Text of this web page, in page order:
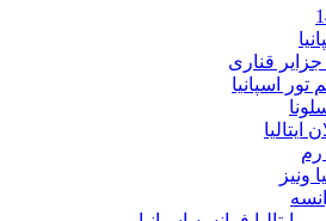
قناری
اسپانیا
ایتالیا
رم
ونیز